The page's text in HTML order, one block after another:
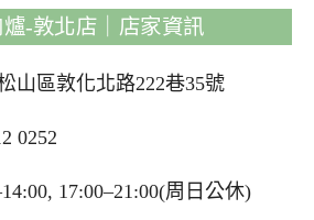
-敦北店｜店家資訊
山區敦化北路222巷35號
0252
17:00–21:00(周日公休)